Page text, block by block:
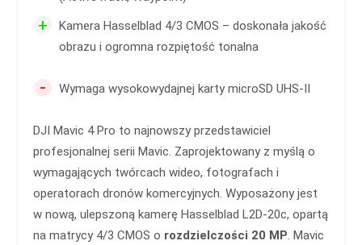
+
Kamera Hasselblad 4/3 CMOS – doskonała jakość
obrazu i ogromna rozpiętość tonalna
- Wymaga wysokowydajnej karty microSD UHS-II
DJI Mavic 4 Pro to najnowszy przedstawiciel
profesjonalnej serii Mavic. Zaprojektowany z myślą o
wymagających twórcach wideo, fotografach i
operatorach dronów komercyjnych. Wyposażony jest
w nową, ulepszoną kamerę Hasselblad L2D-20c, opartą
na matrycy 4/3 CMOS o rozdzielczości 20 MP. Mavic